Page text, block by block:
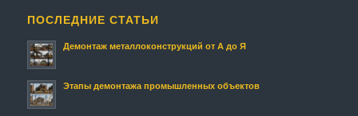
ПОСЛЕДНИЕ СТАТЬИ
Демонтаж металлоконструкций от А до Я
Этапы демонтажа промышленных объектов